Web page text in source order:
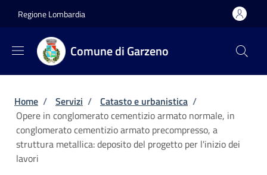
Regione Lombardia
Comune di Garzeno
Briciole di pane
Home / Servizi / Catasto e urbanistica /
Opere in conglomerato cementizio armato normale, in
conglomerato cementizio armato precompresso, a
struttura metallica: deposito del progetto per l'inizio dei
lavori